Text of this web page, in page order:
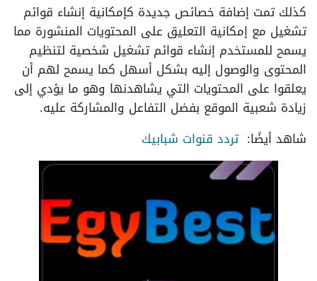
كذلك تمت إضافة خصائص جديدة كإمكانية إنشاء قوائم
تشغيل مع إمكانية التعليق على المحتويات المنشورة مما
يسمح للمستخدم إنشاء قوائم تشغيل شخصية لتنظيم
المحتوى والوصول إليه بشكل أسهل كما يسمح لهم أن
يعلقوا على المحتويات التي يشاهدنها وهو ما يؤدي إلى
زيادة شعبية الموقع بفضل التفاعل والمشاركة عليه.
شاهد أيضًا:تردد قنوات شبابيك